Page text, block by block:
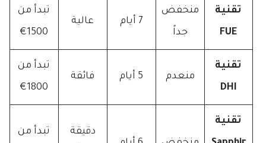
تقنية
FUE
منخفض
جداً
7 أيام عالية
تبدأ من
1500€
تقنية
DHI
منعدم 5 أيام فائقة
تبدأ من
1800€
تقنية
دقيقة تبدأ من